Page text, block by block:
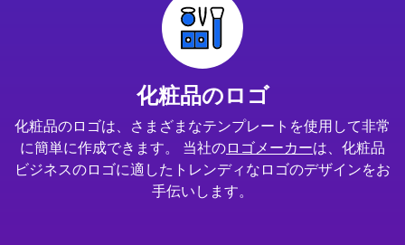
化粧品のロゴ
化粧品のロゴは、さまざまなテンプレートを使用して非常
に簡単に作成できます。 当社のロゴメーカーは、化粧品
ビジネスのロゴに適したトレンディなロゴのデザインをお
手伝いします。